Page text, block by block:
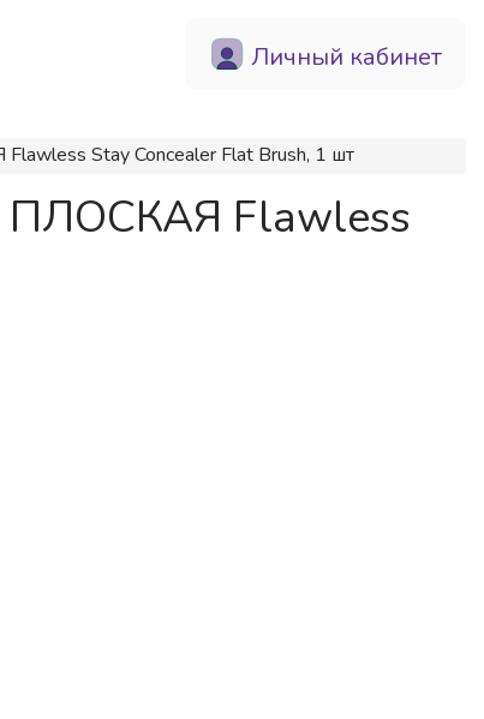
Личный кабинет
Stay Concealer Flat Brush, 1 шт
ПЛОСКАЯ Flawless